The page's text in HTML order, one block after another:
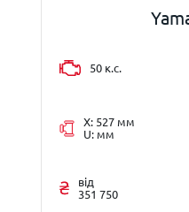
50 к.с.
X: 527 мм
U: мм
від
351 750